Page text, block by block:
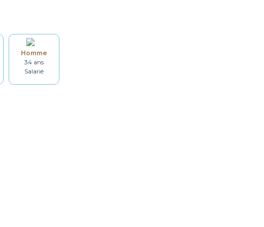
Salle de bain
Homme
34 ans
Salarié